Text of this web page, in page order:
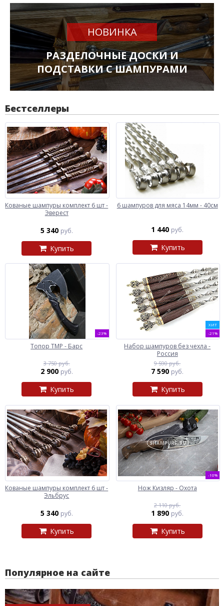
НОВИНКА
РАЗДЕЛОЧНЫЕ ДОСКИ И
ПОДСТАВКИ С ШАМПУРАМИ
Бестселлеры
Кованые шампуры комплект 6 шт -
Эверест
5 340 руб.
Купить
6 шампуров для мяса 14мм - 40см
1 440 руб.
Купить
-23%
Топор ТМР - Барс
3 750 руб.
2 900 руб.
Купить
ХИТ
-21%
Набор шампуров без чехла -
Россия
9 590 руб.
7 590 руб.
Купить
Кованые шампуры комплект 6 шт -
Эльбрус
5 340 руб.
Купить
-10%
Нож Кизляр - Охота
2 110 руб.
1 890 руб.
Купить
Популярное на сайте